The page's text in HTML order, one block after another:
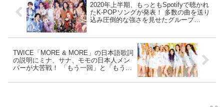
2020年上半期、もっともSpotifyで聴かれ
たK-POPソングが発表！ 多数の曲を送り
込み圧倒的な強さを見せたグループ
TWICE「MORE & MORE」の日本語歌詞
の説明にミナ、サナ、モモの日本人メン
バーが大苦戦！ 「もう一回」と「もう一